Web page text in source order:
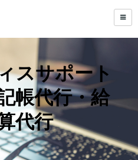
スサポート
帳代行・給
代行